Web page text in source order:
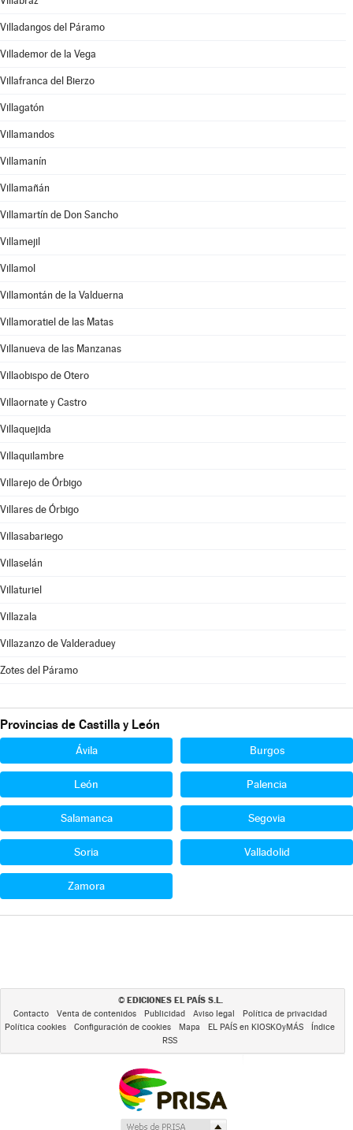
Villadangos del Páramo
Villademor de la Vega
Villafranca del Bierzo
Villagatón
Villamandos
Villamanín
Villamañán
Villamartín de Don Sancho
Villamejil
Villamol
Villamontán de la Valduerna
Villamoratiel de las Matas
Villanueva de las Manzanas
Villaobispo de Otero
Villaornate y Castro
Villaquejida
Villaquilambre
Villarejo de Órbigo
Villares de Órbigo
Villasabariego
Villaselán
Villaturiel
Villazala
Villazanzo de Valderaduey
Zotes del Páramo
Provincias de Castilla y León
Ávila Burgos
León Palencia
Salamanca Segovia
Soria Valladolid
Zamora
© EDICIONES EL PAÍS S.L.
Contacto Venta de contenidos Publicidad Aviso legal
Política de privacidad
Política cookies
Configuración de cookies Mapa EL PAÍS en KIOSKOyMÁS
Índice
RSS